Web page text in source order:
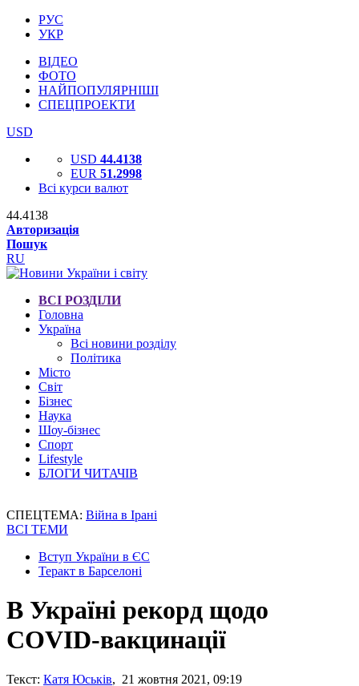
РУС
УКР
ВІДЕО
ФОТО
НАЙПОПУЛЯРНІШІ
СПЕЦПРОЕКТИ
USD
USD 44.4138
EUR 51.2998
Всі курси валют
44.4138
Авторизація
Пошук
RU
ВСІ РОЗДІЛИ
Головна
Україна
Всі новини розділу
Політика
Місто
Світ
Бізнес
Наука
Шоу-бізнес
Спорт
Lifestyle
БЛОГИ ЧИТАЧІВ
СПЕЦТЕМА: Війна в Ірані
ВСІ ТЕМИ
Вступ України в ЄС
Теракт в Барселоні
В Україні рекорд щодо
COVID-вакцинації
Текст: Катя Юськів, 21 жовтня 2021, 09:19